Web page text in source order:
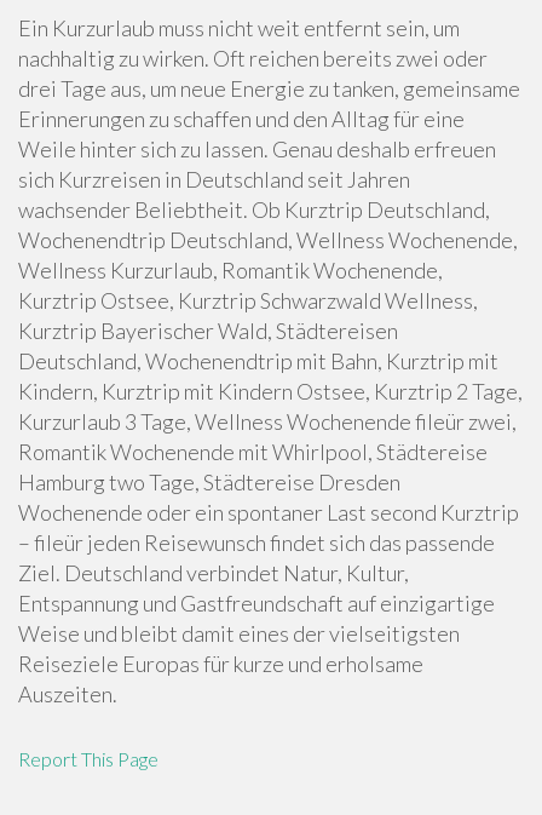
Ein Kurzurlaub muss nicht weit entfernt sein, um
nachhaltig zu wirken. Oft reichen bereits zwei oder
drei Tage aus, um neue Energie zu tanken, gemeinsame
Erinnerungen zu schaffen und den Alltag für eine
Weile hinter sich zu lassen. Genau deshalb erfreuen
sich Kurzreisen in Deutschland seit Jahren
wachsender Beliebtheit. Ob Kurztrip Deutschland,
Wochenendtrip Deutschland, Wellness Wochenende,
Wellness Kurzurlaub, Romantik Wochenende,
Kurztrip Ostsee, Kurztrip Schwarzwald Wellness,
Kurztrip Bayerischer Wald, Städtereisen
Deutschland, Wochenendtrip mit Bahn, Kurztrip mit
Kindern, Kurztrip mit Kindern Ostsee, Kurztrip 2 Tage,
Kurzurlaub 3 Tage, Wellness Wochenende fileür zwei,
Romantik Wochenende mit Whirlpool, Städtereise
Hamburg two Tage, Städtereise Dresden
Wochenende oder ein spontaner Last second Kurztrip
– fileür jeden Reisewunsch findet sich das passende
Ziel. Deutschland verbindet Natur, Kultur,
Entspannung und Gastfreundschaft auf einzigartige
Weise und bleibt damit eines der vielseitigsten
Reiseziele Europas für kurze und erholsame
Auszeiten.
Report This Page